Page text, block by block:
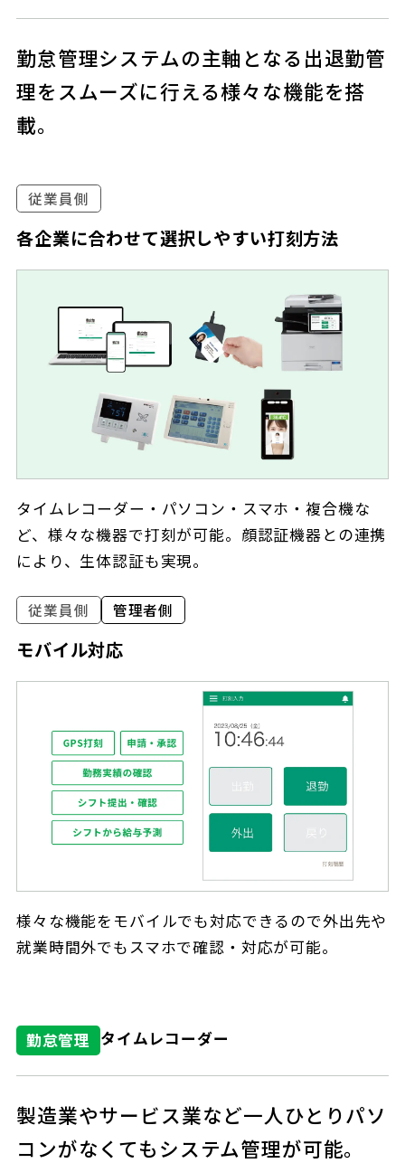
勤怠管理システムの主軸となる出退勤管
理をスムーズに行える様々な機能を搭
載。
従業員側
各企業に合わせて選択しやすい打刻方法
タイムレコーダー・パソコン・スマホ・複合機な
ど、様々な機器で打刻が可能。顔認証機器との連携
により、生体認証も実現。
従業員側 管理者側
モバイル対応
様々な機能をモバイルでも対応できるので外出先や
就業時間外でもスマホで確認・対応が可能。
勤怠管理 タイムレコーダー
製造業やサービス業など一人ひとりパソ
コンがなくてもシステム管理が可能。